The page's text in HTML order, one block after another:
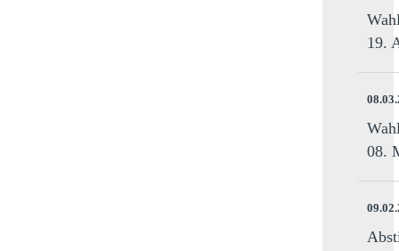
19.
08.